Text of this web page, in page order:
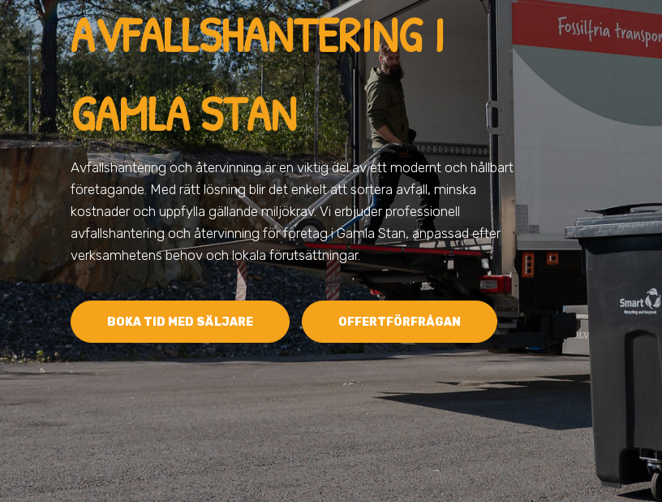
AVFALLSHANTERING I
GAMLA STAN
Avfallshantering och återvinning är en viktig del av ett modernt och hållbart
företagande. Med rätt lösning blir det enkelt att sortera avfall, minska
kostnader och uppfylla gällande miljökrav. Vi erbjuder professionell
avfallshantering och återvinning för företag i Gamla Stan, anpassad efter
verksamhetens behov och lokala förutsättningar.
BOKA TID MED SÄLJARE OFFERTFÖRFRÅGAN